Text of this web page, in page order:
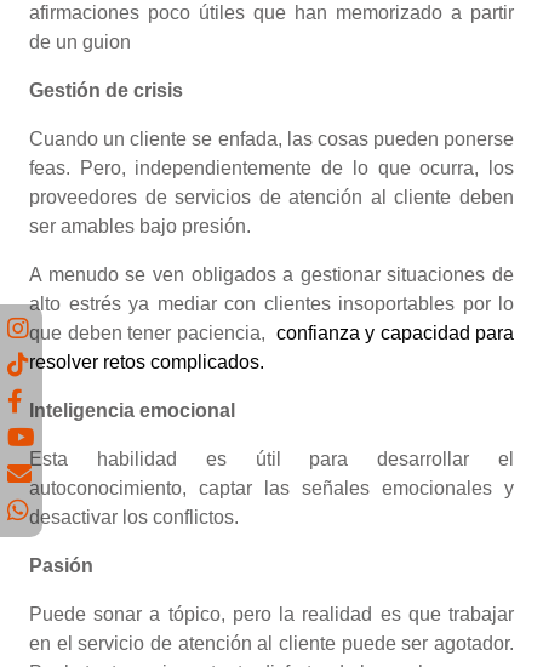
afirmaciones poco útiles que han memorizado a partir
de un guion
Gestión de crisis
Cuando un cliente se enfada, las cosas pueden ponerse
feas. Pero, independientemente de lo que ocurra, los
proveedores de servicios de atención al cliente deben
ser amables bajo presión.
A menudo se ven obligados a gestionar situaciones de
alto estrés ya mediar con clientes insoportables por lo
que deben tener paciencia, confianza y capacidad para
resolver retos complicados.
Inteligencia emocional
Esta habilidad es útil para desarrollar el
autoconocimiento, captar las señales emocionales y
desactivar los conflictos.
Pasión
Puede sonar a tópico, pero la realidad es que trabajar
en el servicio de atención al cliente puede ser agotador.